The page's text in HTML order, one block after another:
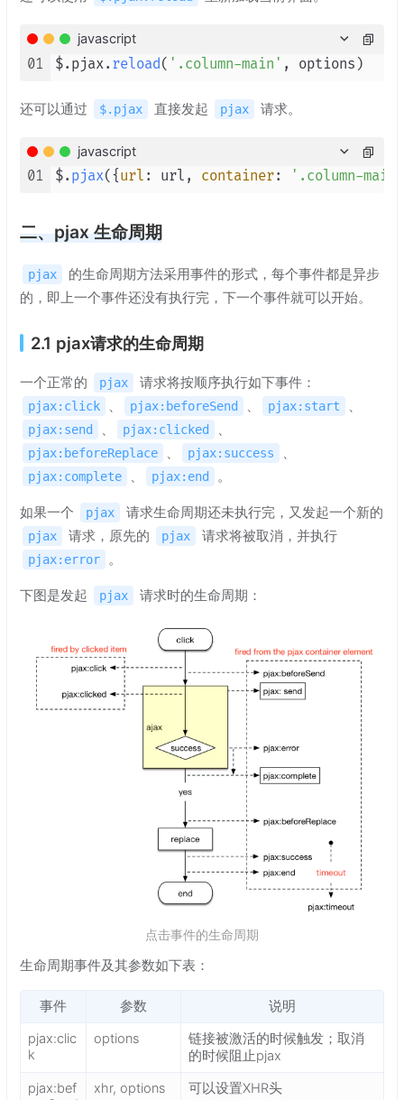
javascript
01 $.pjax. reload ( '.column-main'
还可以通过 $.pjax 直接发起 pjax 请求。
javascript
01 $. pjax({ url : url, container: '.column-main'
二、pjax 生命周期
pjax
的生命周期方法采用事件的形式，每个事件都是异步
的，即上一个事件还没有执行完，下一个事件就可以开始。
2.1 pjax请求的生命周期
一个正常的 pjax 请求将按顺序执行如下事件：
pjax:click pjax:beforeSend pjax:start
pjax:send pjax:clicked
pjax:beforeReplace pjax:success
pjax:complete pjax:end 。
如果一个 pjax 请求生命周期还未执行完，又发起一个新的
pjax 请求，原先的 pjax 请求将被取消，并执行
pjax:error 。
下图是发起 pjax 请求时的生命周期：
点击事件的生命周期
生命周期事件及其参数如下表：
事件 参数
说明
pjax:clic
k
options
链接被激活的时候触发；取消
的时候阻止pjax
pjax:bef
xhr, options 可以设置XHR头